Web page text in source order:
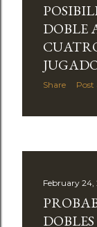
DOBLE
Share Post
February 24,